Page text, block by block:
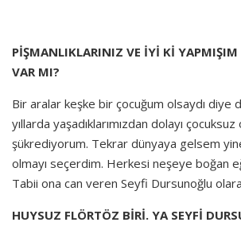
PİŞMANLIKLARINIZ VE İYİ Kİ YAPMIŞIM
VAR MI?
Bir aralar keşke bir çocuğum olsaydı diye
yıllarda yaşadıklarımızdan dolayı
şükrediyorum. Tekrar dünyaya gelsem
olmayı seçerdim. Herkesi neşeye boğan
Tabii ona can veren Seyfi Dursunoğlu
HUYSUZ FLÖRTÖZ BİRİ. YA SEYFİ